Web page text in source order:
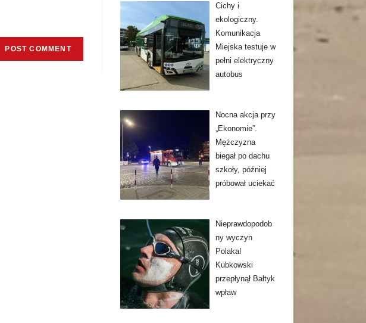
Cichy i
ekologiczny.
Komunikacja
Miejska testuje w
pełni elektryczny
autobus
Nocna akcja przy
„Ekonomie”.
Mężczyzna
biegał po dachu
szkoły, później
próbował uciekać
Nieprawdopodob
ny wyczyn
Polaka!
Kubkowski
przepłynął Bałtyk
wpław